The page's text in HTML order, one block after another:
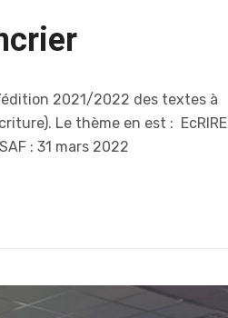
2021/2022 des textes à
Le thème en est : EcRIRE
: 31 mars 2022